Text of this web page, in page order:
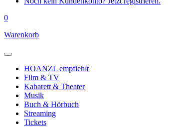
0
Warenkorb
HOANZL empfiehlt
Film & TV
Kabarett & Theater
Musik
Buch & Hörbuch
Streaming
Tickets